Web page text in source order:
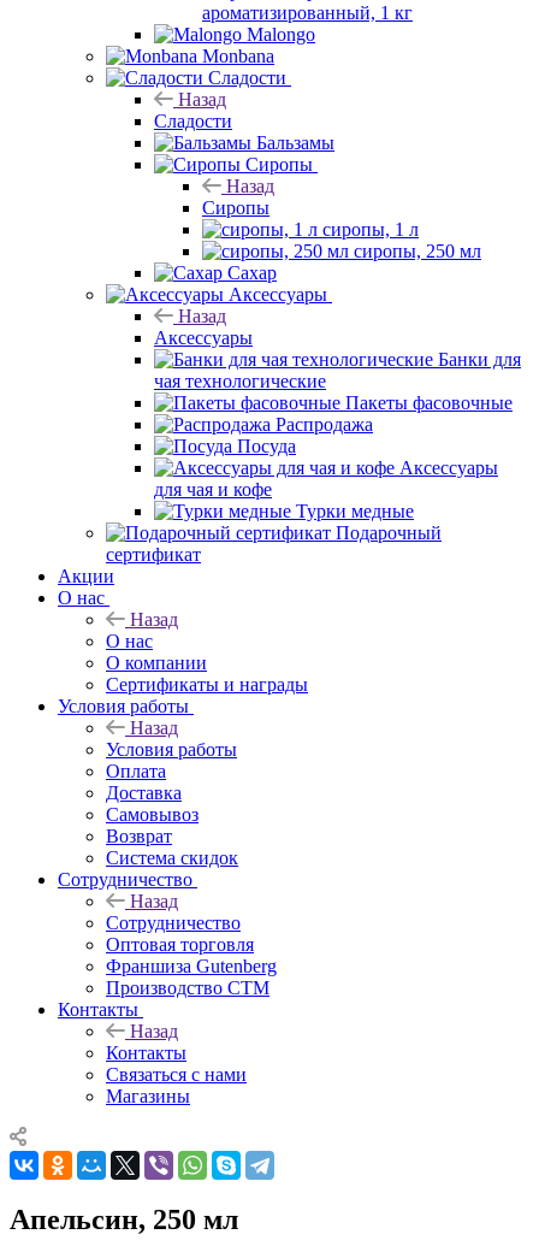
ароматизированный, 1 кг
Malongo
Monbana
Сладости
Назад
Сладости
Бальзамы
Сиропы
Назад
Сиропы
сиропы, 1 л
сиропы, 250 мл
Сахар
Аксессуары
Назад
Аксессуары
Банки для
чая технологические
Пакеты фасовочные
Распродажа
Посуда
Аксессуары
для чая и кофе
Турки медные
Подарочный
сертификат
Акции
О нас
Назад
О нас
О компании
Сертификаты и награды
Условия работы
Назад
Условия работы
Оплата
Доставка
Самовывоз
Возврат
Система скидок
Сотрудничество
Назад
Сотрудничество
Оптовая торговля
Франшиза Gutenberg
Производство СТМ
Контакты
Назад
Контакты
Связаться с нами
Магазины
Апельсин, 250 мл